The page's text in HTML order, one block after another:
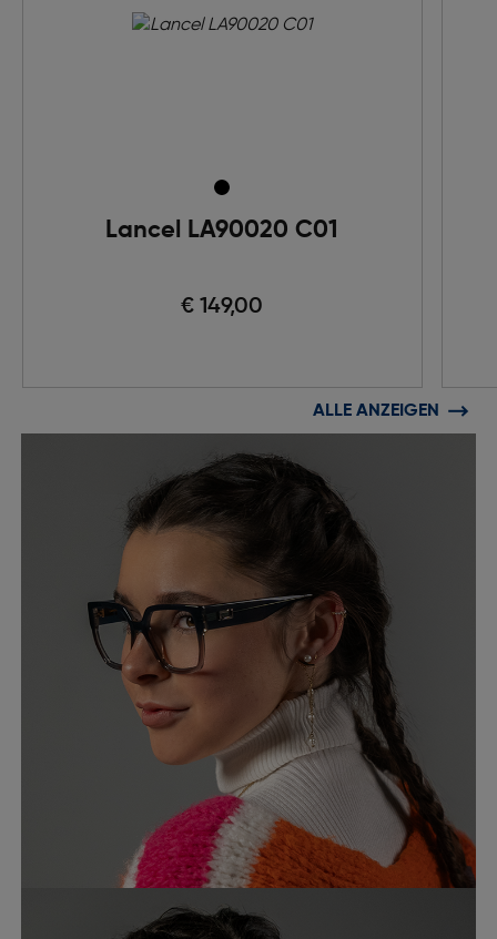
Lancel LA90020 C01
€ 149,00
ALLE ANZEIGEN